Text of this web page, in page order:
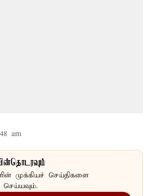
am
முக்கியச் செய்திகளை